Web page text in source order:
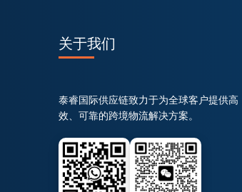
关于我们
泰睿国际供应链致力于为全球客户提供高
效、可靠的跨境物流解决方案。